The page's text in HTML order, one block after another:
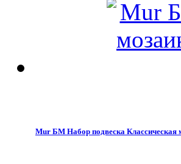
Mur БМ Набор подвеска Классическая